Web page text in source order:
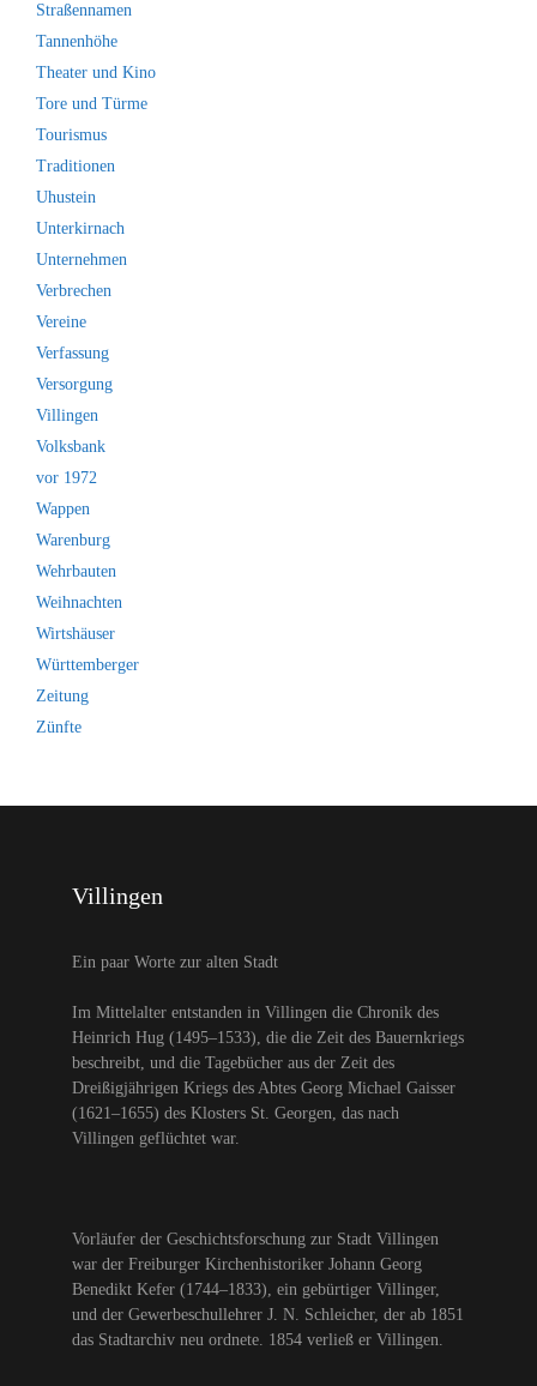
Straßennamen
Tannenhöhe
Theater und Kino
Tore und Türme
Tourismus
Traditionen
Uhustein
Unterkirnach
Unternehmen
Verbrechen
Vereine
Verfassung
Versorgung
Villingen
Volksbank
vor 1972
Wappen
Warenburg
Wehrbauten
Weihnachten
Wirtshäuser
Württemberger
Zeitung
Zünfte
Villingen
Ein paar Worte zur alten Stadt
Im Mittelalter entstanden in Villingen die Chronik des
Heinrich Hug (1495–1533), die die Zeit des Bauernkriegs
beschreibt, und die Tagebücher aus der Zeit des
Dreißigjährigen Kriegs des Abtes Georg Michael Gaisser
(1621–1655) des Klosters St. Georgen, das nach
Villingen geflüchtet war.
Vorläufer der Geschichtsforschung zur Stadt Villingen
war der Freiburger Kirchenhistoriker Johann Georg
Benedikt Kefer (1744–1833), ein gebürtiger Villinger,
und der Gewerbeschullehrer J. N. Schleicher, der ab 1851
das Stadtarchiv neu ordnete. 1854 verließ er Villingen.